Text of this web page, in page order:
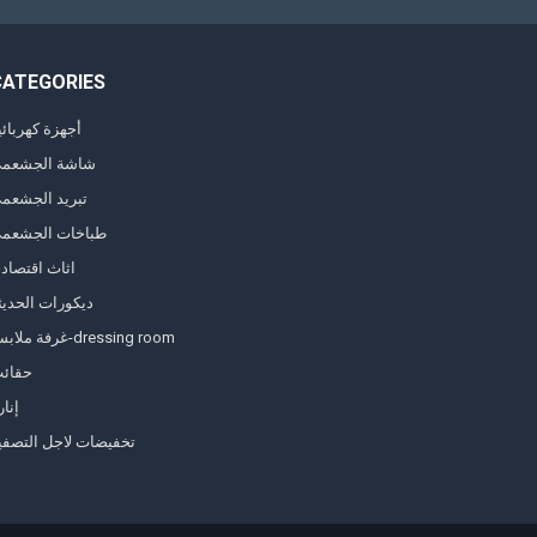
أجهزة
شاشة
تبريد
طباخات
اثاث
ديكورات
غرفة ملابس-dressing room
تخفيضات لاجل